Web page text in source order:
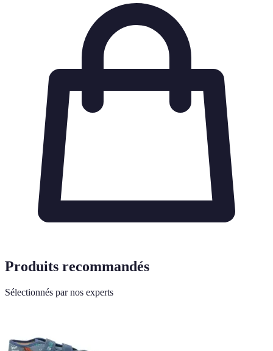
Produits recommandés
Sélectionnés par nos experts